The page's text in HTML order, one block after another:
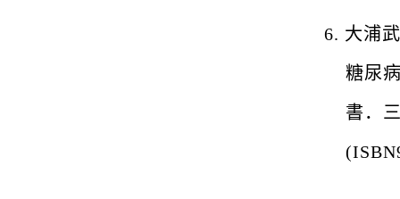
6. 大浦
糖尿
書．
(ISBN